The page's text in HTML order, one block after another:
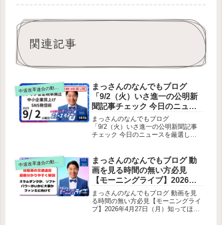
関連記事
中道改革連合の動画をテキスト要約
まっさんのなんでもブログ
「9/2（火）いさ進一の公明新
聞記事チェック 今日のニュー
スを厳選して生解説」をテキ
ストで要約
まっさんのなんでもブログ
「9/2（火）いさ進一の公明新聞記事
チェック 今日のニュースを厳選して
財政の現状と課題中小企業と価格転嫁
SNS活用と発信術外国人排斥への懸念
視聴者への呼びかけ
中道改革連合の動画をテキスト要約
まっさんのなんでもブログ 動
画を見る時間の無い方必見
【モーニングライブ】2026年4
月27日（月）知ってほしい今
日のニュースを厳選！いさ進
一が生解説する新聞情報【 15
まっさんのなんでもブログ 動画を見
る時間の無い方必見【モーニングライ
ブ】2026年4月27日（月）知ってほし